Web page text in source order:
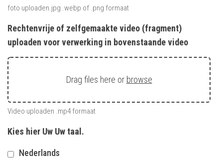
foto uploaden.jpg .webp of .png formaat
Rechtenvrije of zelfgemaakte video (fragment)
uploaden voor verwerking in bovenstaande video
Drag files here or browse
Video uploaden .mp4 formaat
Kies hier Uw Uw taal.
Nederlands